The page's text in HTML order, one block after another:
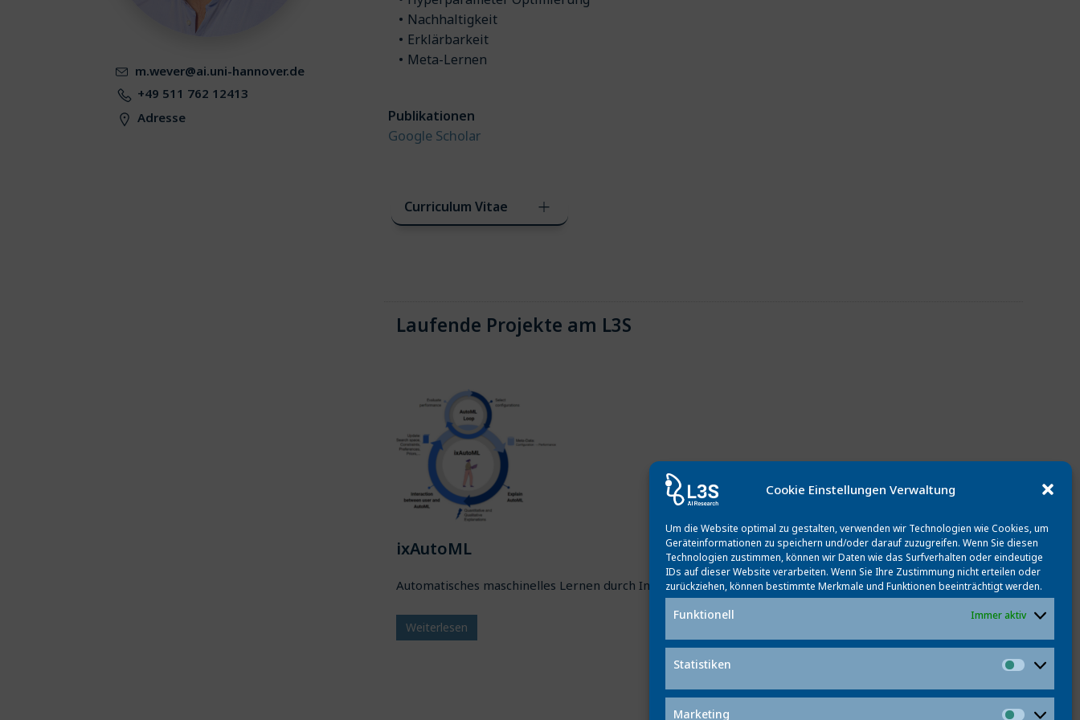
Cookie Einstellungen Verwaltung
Um die Website optimal zu gestalten, verwenden wir Technologien wie Cookies, um
Geräteinformationen zu speichern und/oder darauf zuzugreifen. Wenn Sie diesen
Technologien zustimmen, können wir Daten wie das Surfverhalten oder eindeutige
IDs auf dieser Website verarbeiten. Wenn Sie Ihre Zustimmung nicht erteilen oder
zurückziehen, können bestimmte Merkmale und Funktionen beeinträchtigt werden.
Funktionell Immer aktiv
Statistiken
Marketing
m.wever@ai.uni-hannover.de
+49 511 762 12413
Adresse
Nachhaltigkeit
Erklärbarkeit
Meta-Lernen
Publikationen
Google Scholar
Curriculum Vitae
Laufende Projekte am L3S
ixAutoML
Automatisches maschinelles Lernen durch Interaktivität und Erklärbarkeit menschengerechter gestalten.
Weiterlesen